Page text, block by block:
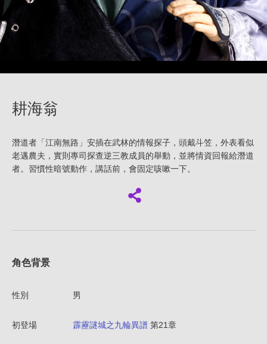
耕海翁
潛道者「江南無路」安插在武林的情報探子，頭戴斗笠，外表看似
老邁農夫，實則專司探查逆三教成員的舉動，並將情資回報給潛道
者。習慣性暗號動作，講話前，會固定咳嗽一下。
角色背景
性別 男
初登場 霹靂謎城之九輪異譜 第21章